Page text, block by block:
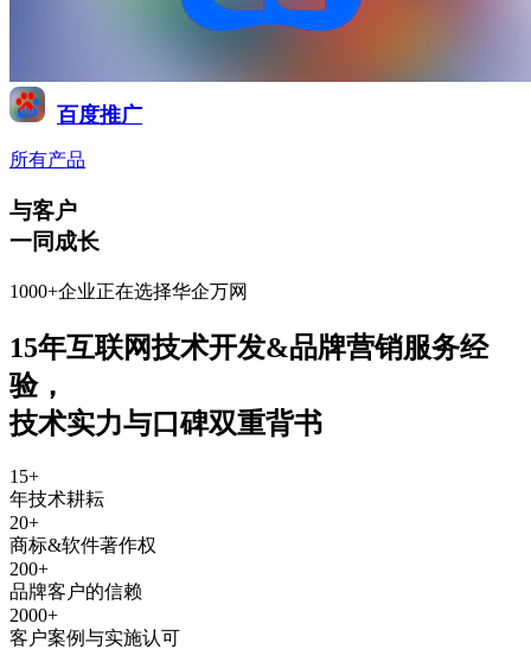
百度推广
所有产品
与客户
一同成长
1000+企业正在选择华企万网
15年互联网技术开发&品牌营销服务经
验，
技术实力与口碑双重背书
15+
年技术耕耘
20+
商标&软件著作权
200+
品牌客户的信赖
2000+
客户案例与实施认可